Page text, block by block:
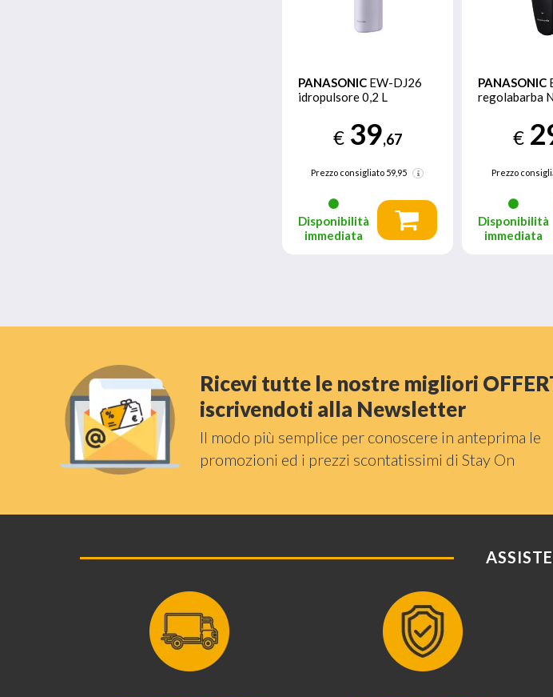
PANASONIC EW-DJ26
idropulsore 0,2 L
€ 39,67
Prezzo consigliato 59,95
Disponibilità
immediata
PANASONIC
regolabarba
€
Prezzo
Disponibilità
immediata
Ricevi tutte le nostre migliori
iscrivendoti alla Newsletter
Il modo più semplice per conoscere in anteprima le
promozioni ed i prezzi scontatissimi di Stay On